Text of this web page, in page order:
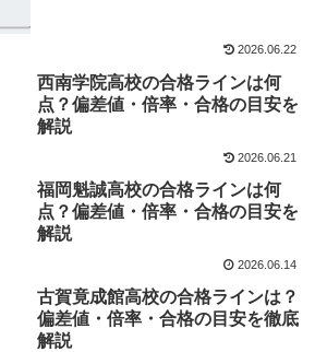
2026.06.22
西南学院高校の合格ラインは何
点？偏差値・倍率・合格の目安を
解説
2026.06.21
福岡魁誠高校の合格ラインは何
点？偏差値・倍率・合格の目安を
解説
2026.06.14
古賀竟成館高校の合格ラインは？
偏差値・倍率・合格の目安を徹底
解説